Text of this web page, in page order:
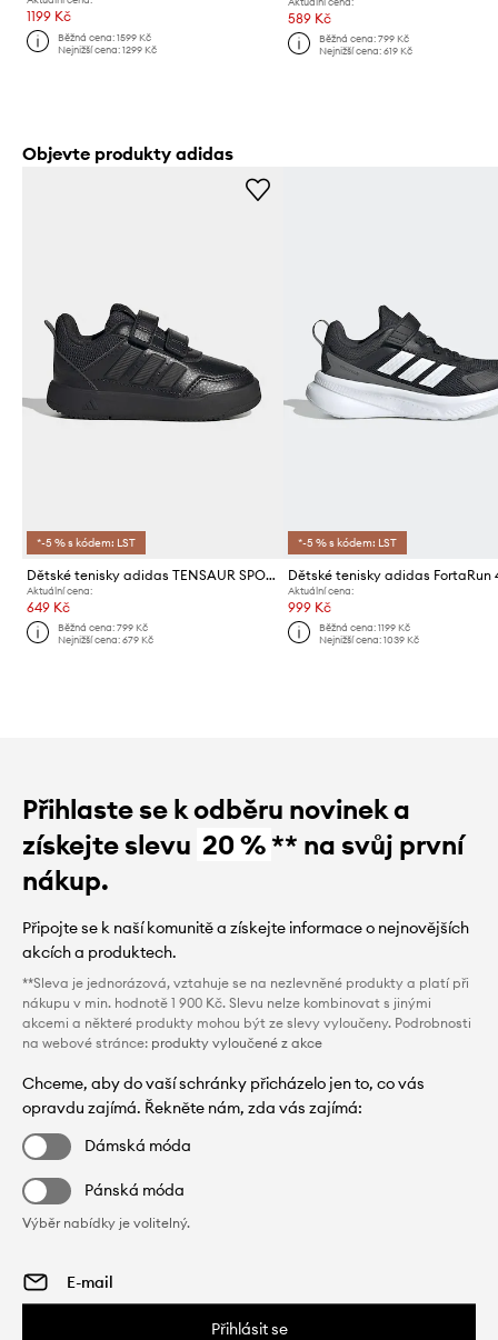
1199 Kč
Běžná cena:1599 Kč
Nejnižší cena:1299 Kč
589 Kč
Běžná cena: 799 Kč
Nejnižší cena: 619 Kč
Objevte produkty adidas
*-5 % s kódem: LST
Dětské tenisky adidas TENSAUR SPORT 3.0
Aktuální cena:
649 Kč
Běžná cena:799 Kč
Nejnižší cena:679 Kč
*-5 % s kódem: LST
Dětské tenisky adidas FortaRun
Aktuální cena:
999 Kč
Běžná cena: 1199 Kč
Nejnižší cena: 1039 Kč
Přihlaste se k odběru novinek a
získejte slevu 20 %** na svůj první
nákup.
Připojte se k naší komunitě a získejte informace o nejnovějších
akcích a produktech.
**Sleva je jednorázová, vztahuje se na nezlevněné produkty a platí při
nákupu v min. hodnotě 1 900 Kč. Slevu nelze kombinovat s jinými
akcemi a některé produkty mohou být ze slevy vyloučeny. Podrobnosti
na webové stránce: produkty vyloučené z akce
Chceme, aby do vaší schránky přicházelo jen to, co vás
opravdu zajímá. Řekněte nám, zda vás zajímá:
Dámská móda
Pánská móda
Výběr nabídky je volitelný.
Přihlásit se